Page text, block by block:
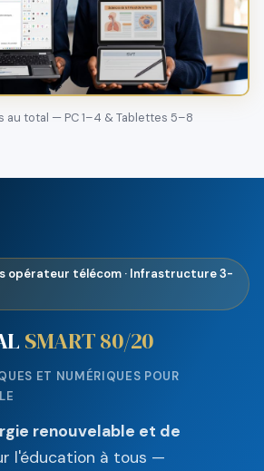
au total — PC 1–4 & Tablettes 5–8
opérateur télécom · Infrastructure 3-
SMART 80/20
ET NUMÉRIQUES POUR
renouvelable et de
l'éducation à tous —